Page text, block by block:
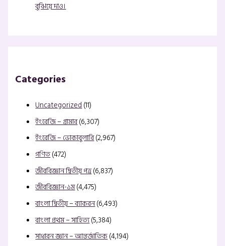
বুঝিয়ে দাও।
Categories
Uncategorized(11)
ইংরেজি – গ্রামার(6,307)
ইংরেজি – ভোকাবুলারি(2,967)
গণিত(472)
জীববিজ্ঞান দ্বিতীয় পত্র(6,837)
জীববিজ্ঞান-১ম(4,475)
বাংলা দ্বিতীয় – ব্যাকরন(6,493)
বাংলা প্রথম – সাহিত্য(5,384)
সাধারন জ্ঞান – আন্তর্জাতিক(4,194)